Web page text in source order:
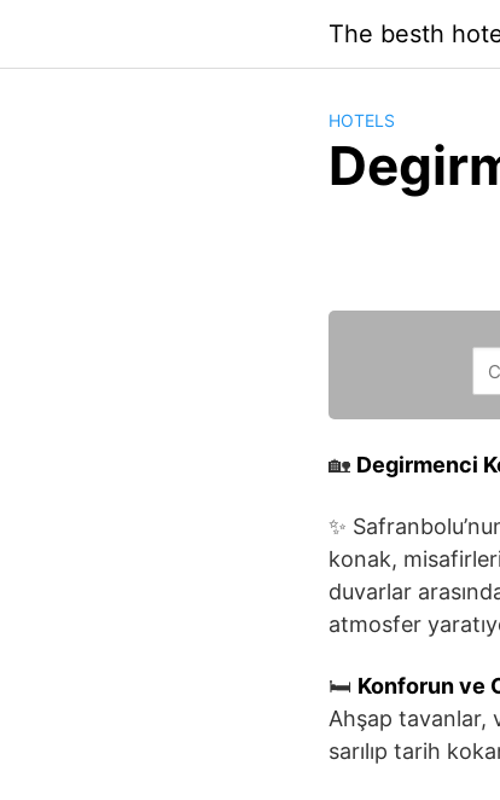
contenido
The besth
HOTELS
🏡 Degirmenci
✨
konak,
duvarlar
atmosfer
🛏️ Konforun ve
Ahşap tavanlar,
sarılıp tarih